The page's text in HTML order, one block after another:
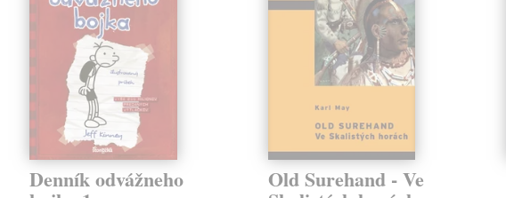
Denník odvážneho Old Surehand - Ve